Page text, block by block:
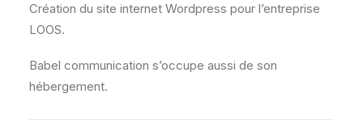
Création du site internet Wordpress pour l’entreprise
LOOS.
Babel communication s’occupe aussi de son
hébergement.